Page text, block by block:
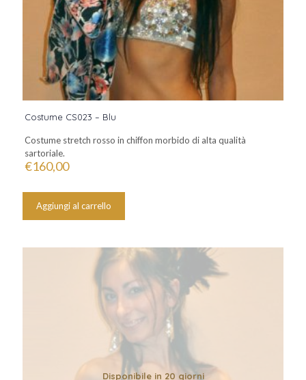
Costume CS023 – Blu
Costume stretch rosso in chiffon morbido di alta qualità
sartoriale.
€160,00
Aggiungi al carrello
Disponibile in 20 giorni